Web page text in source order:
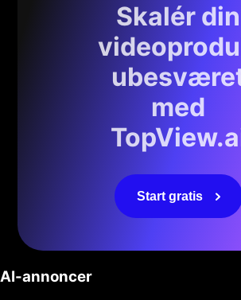
Skalér din
med
Start gratis
AI-annoncer